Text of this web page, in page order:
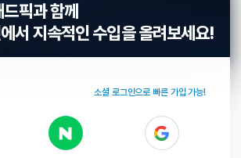
드픽과 함께
서 지속적인 수입을 올려보세요!
소셜 로그인으로 빠른 가입 가능!